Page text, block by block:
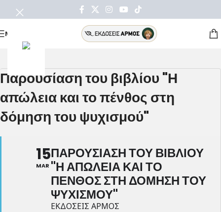
ΜΕΝΟΥ
Παρουσίαση του βιβλίου "Η
απώλεια και το πένθος στη
δόμηση του ψυχισμού"
15
MAR
ΠΑΡΟΥΣΙΑΣΗ ΤΟΥ ΒΙΒΛΙΟΥ
"Η ΑΠΩΛΕΙΑ ΚΑΙ ΤΟ
ΠΕΝΘΟΣ ΣΤΗ ΔΟΜΗΣΗ ΤΟΥ
ΨΥΧΙΣΜΟΥ"
ΕΚΔΟΣΕΙΣ ΑΡΜΟΣ